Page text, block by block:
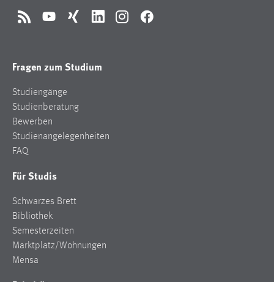
RSS YouTubeXing LinkedInInstagramFacebook
Fragen zum Studium
Studiengänge
Studienberatung
Bewerben
Studienangelegenheiten
FAQ
Für Studis
Schwarzes Brett
Bibliothek
Semesterzeiten
Marktplatz/Wohnungen
Mensa